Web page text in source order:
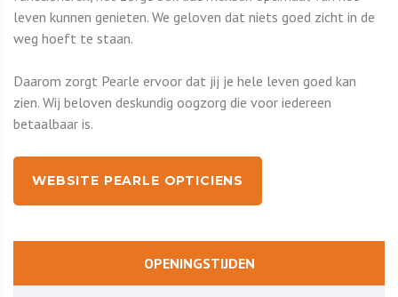
leven kunnen genieten. We geloven dat niets goed zicht in de
weg hoeft te staan.
Daarom zorgt Pearle ervoor dat jij je hele leven goed kan
zien. Wij beloven deskundig oogzorg die voor iedereen
betaalbaar is.
WEBSITE PEARLE OPTICIENS
OPENINGSTIJDEN